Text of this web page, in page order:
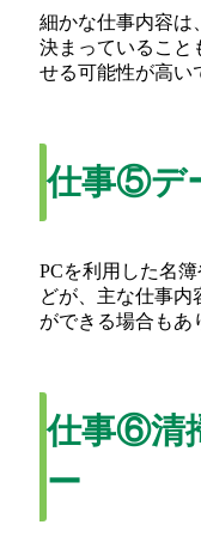
細かな仕事内容は
決まっていること
せる可能性が高い
仕事⑤デ
PCを利用した名
どが、主な仕事内
ができる場合もあ
仕事⑥清
ー